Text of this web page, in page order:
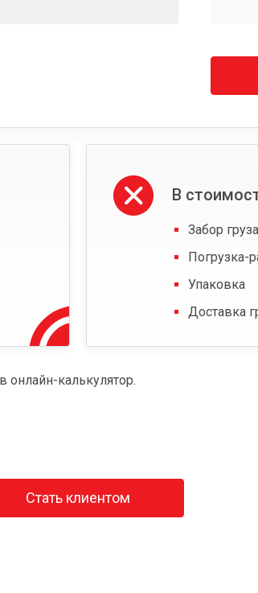
В
Забор
Погрузка-
Упаковка
Доставка
онлайн-калькулятор.
Стать клиентом